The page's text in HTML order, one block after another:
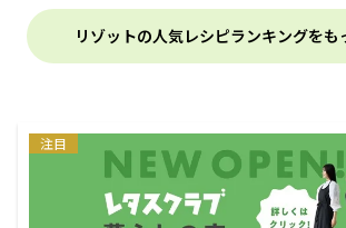
リゾットの人気レシピランキングをも
注目